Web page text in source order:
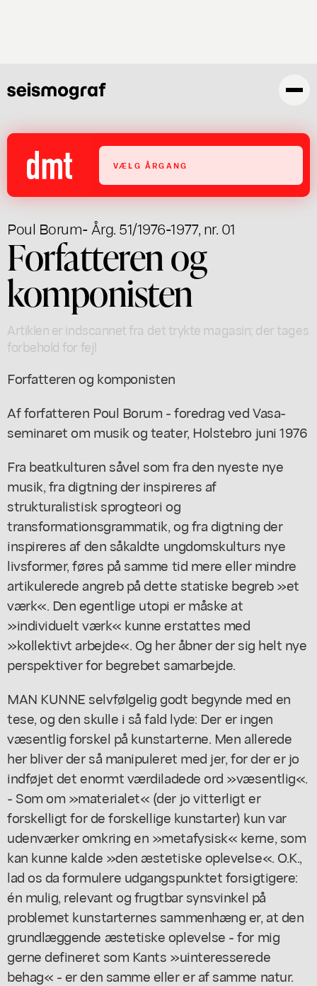
VÆLG ÅRGANG
Poul Borum- Årg. 51/1976-1977, nr. 01
Forfatteren og
komponisten
Artiklen er indscannet fra det trykte magasin; der tages
forbehold for fejl
Forfatteren og komponisten
Af forfatteren Poul Borum - foredrag ved Vasa-
seminaret om musik og teater, Holstebro juni 1976
Fra beatkulturen såvel som fra den nyeste nye
musik, fra digtning der inspireres af
strukturalistisk sprogteori og
transformationsgrammatik, og fra digtning der
inspireres af den såkaldte ungdomskulturs nye
livsformer, føres på samme tid mere eller mindre
artikulerede angreb på dette statiske begreb »et
værk«. Den egentlige utopi er måske at
»individuelt værk« kunne erstattes med
»kollektivt arbejde«. Og her åbner der sig helt nye
perspektiver for begrebet samarbejde.
MAN KUNNE selvfølgelig godt begynde med en
tese, og den skulle i så fald lyde: Der er ingen
væsentlig forskel på kunstarterne. Men allerede
her bliver der så manipuleret med jer, for der er jo
indføjet det enormt værdiladede ord »væsentlig«.
- Som om »materialet« (der jo vitterligt er
forskelligt for de forskellige kunstarter) kun var
udenværker omkring en »metafysisk« kerne, som
kan kunne kalde »den æstetiske oplevelse«. O.K.,
lad os da formulere udgangspunktet forsigtigere:
én mulig, relevant og frugtbar synsvinkel på
problemet kunstarternes sammenhæng er, at den
grundlæggende æstetiske oplevelse - for mig
gerne defineret som Kants »uinteresserede
behag« - er den samme eller er af samme natur.